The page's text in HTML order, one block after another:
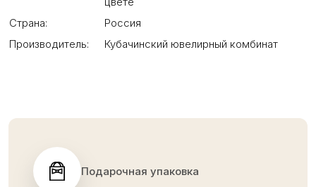
Страна:
Россия
Производитель:
Кубачинский ювелирный комбинат
Подарочная упаковка